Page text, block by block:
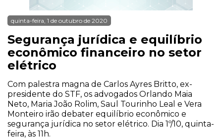
quinta-feira, 1 de outubro de 2020
Segurança jurídica e equilíbrio
econômico financeiro no setor
elétrico
Com palestra magna de Carlos Ayres Britto, ex-
presidente do STF, os advogados Orlando Maia
Neto, Maria João Rolim, Saul Tourinho Leal e Vera
Monteiro irão debater equilíbrio econômico e
segurança jurídica no setor elétrico. Dia 1º/10, quinta-
feira, às 11h.